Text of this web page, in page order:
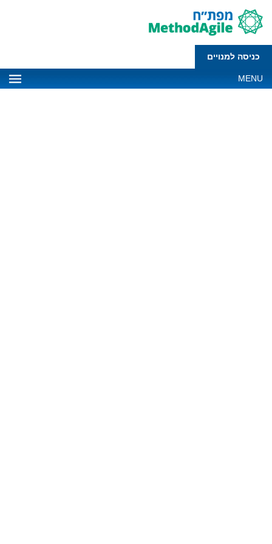
כניסה למנויים
MENU